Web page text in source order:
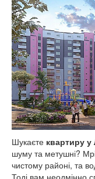
Шукаєте квартиру у
шуму та метушні?
чистому районі, та